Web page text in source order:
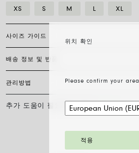
위치 확인
Please confirm your area
적용
XS S M L XL
사이즈 가이드
플렉시트 브레이슬릿은 특허받은 포페의 독점
완전히 제작되어 신축성이 있어 걸쇠가 필요
즈를 찾으려면 손목 둘레를 측정하기만 하면
각을 사용해 측정한 후 자로 길이를 재고 아래
사이즈 S M L XL
팔찌 직경은 최대 30%까지 확장 가능하며 유
니다: 손가락 위로 말아 올려 손목까지 내리
배송 정보 및 반품
FedEx를 통한 배송은 무료이며, 결제 완료일
됩니다. 모든 주얼리는 FOPE 오리지널 패키
주문 준비 소요 일수를 확인하려면 소재와 사
관리방법
FOPE 주얼리의 광택과 아름다움을 오래도록
나 화장품과의 접촉을 피하시고, 취침 전이나
세척 방법이 필요하지 않습니다. 부드러운 마
기만 하면 됩니다. 다이아몬드 주얼리는 물과
구어 자연 건조시켜 주십시오.
추가 도움이 필요하신가요?문의하기